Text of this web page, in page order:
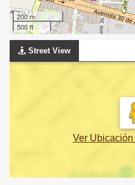
200 m
500 ft
Street View
Ver Ubicación